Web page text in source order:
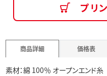
プリ
商品詳細 価格表
素材：綿 100％ オープンエンド糸